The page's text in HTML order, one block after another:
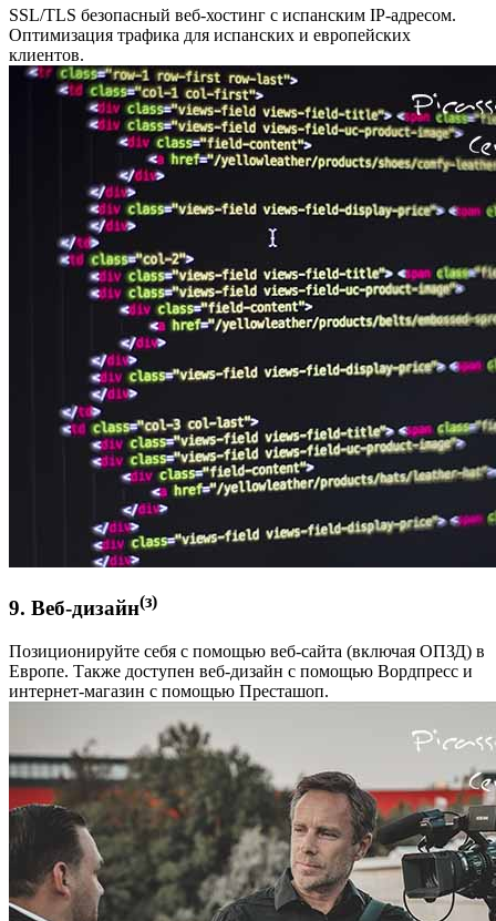
SSL/TLS безопасный веб-хостинг с испанским IP-адресом.
Оптимизация трафика для испанских и европейских
клиентов.
9. Веб-дизайн(з)
Позиционируйте себя с помощью веб-сайта (включая ОПЗД) в
Европе. Также доступен веб-дизайн с помощью Вордпресс и
интернет-магазин с помощью Престашоп.